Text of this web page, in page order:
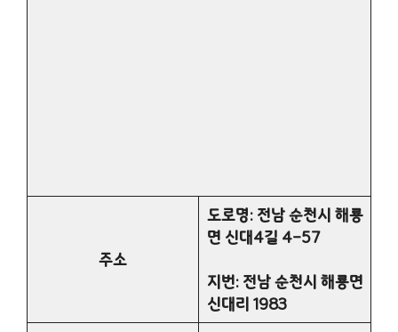
주소
도로명: 전남 순천시 해룡
면 신대4길 4-57
지번: 전남 순천시 해룡면
신대리 1983